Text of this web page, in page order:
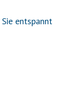
entspannt